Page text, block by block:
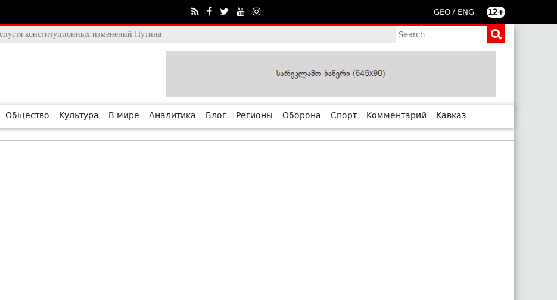
GEO / ENG 12+
конституционных изменений Путина
Общество Культура В мире Аналитика Блог Регионы Оборона Спорт Комментарий Кавказ